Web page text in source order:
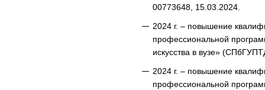
00773648, 15.03.2024.
2024 г. – повышение
профессиональной
искусства в вузе»
2024 г. – повышение
профессиональной